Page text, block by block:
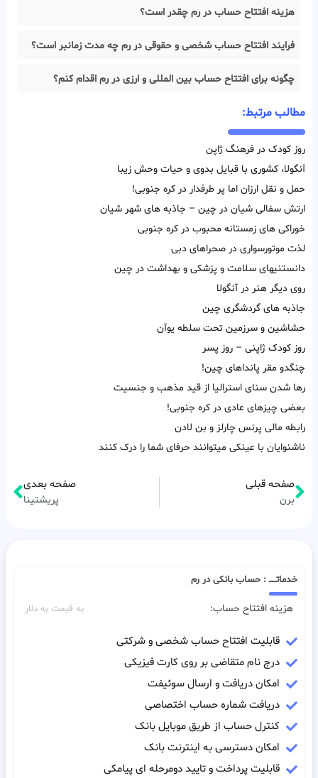
هزینه افتتاح حساب در رم چقدر است؟
فرایند افتتاح حساب شخصی و حقوقی در رم چه مدت زمانبر است؟
چگونه برای افتتاح حساب بین المللی و ارزی در رم اقدام کنم؟
مطالب مرتبط:
روز کودک در فرهنگ ژاپن
آنگولا، کشوری با قبایل بدوی و حیات وحش زیبا
حمل و نقل ارزان اما پر طرفدار در کره جنوبی!
ارتش سفالی شیان در چین – جاذبه های شهر شیان
خوراکی های زمستانه محبوب در کره جنوبی
لذت موتورسواری در صحراهای دبی
دانستنیهای سلامت و پزشکی و بهداشت در چین
روی دیگر هنر در آنگولا
جاذبه های گردشگری چین
حشاشین و سرزمین تحت سلطه یوآن
روز کودک ژاپنی – روز پسر
چنگدو مقر پانداهای چین!
رها شدن سنای استرالیا از قید مذهب و جنسیت
بعضی چیزهای عادی در کره جنوبی!
رابطه مالی پرنس چارلز و بن لادن
ناشنوایان با عینکی میتوانند حرفای شما را درک کنند
صفحه قبلی
برن
صفحه بعدی
پریشتینا
خدماتـــــ : حساب بانکی در رم
هزینه افتتاح حساب: به قیمت به دلار
قابلیت افتتاح حساب شخصی و شرکتی
درج نام متقاضی بر روی کارت فیزیکی
امکان دریافت و ارسال سوئیفت
دریافت شماره حساب اختصاصی
کنترل حساب از طریق موبایل بانک
امکان دسترسی به اینترنت بانک
قابلیت پرداخت و تایید دومرحله ای پیامکی